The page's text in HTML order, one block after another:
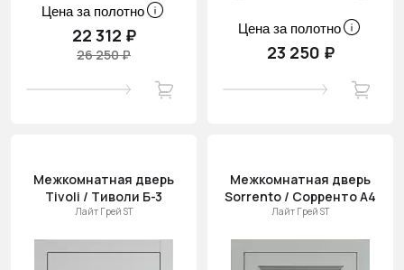
Цена за полотно
22 312 ₽
26 250 ₽
Цена за полотно
23 250 ₽
Межкомнатная дверь
Tivoli / Тиволи Б-3
Лайт Грей ST
Межкомнатная дверь
Sorrento / Сорренто А4
Лайт Грей ST